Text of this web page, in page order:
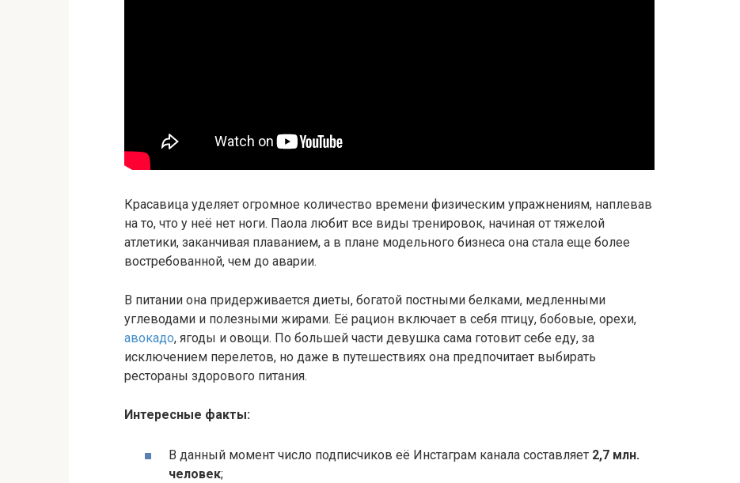
Красавица уделяет огромное количество времени физическим упражнениям, наплевав
на то, что у неё нет ноги. Паола любит все виды тренировок, начиная от тяжелой
атлетики, заканчивая плаванием, а в плане модельного бизнеса она стала еще более
востребованной, чем до аварии.
В питании она придерживается диеты, богатой постными белками, медленными
углеводами и полезными жирами. Её рацион включает в себя птицу, бобовые, орехи,
авокадо, ягоды и овощи. По большей части девушка сама готовит себе еду, за
исключением перелетов, но даже в путешествиях она предпочитает выбирать
рестораны здорового питания.
Интересные факты:
В данный момент число подписчиков её Инстаграм канала составляет 2,7 млн.
человек;